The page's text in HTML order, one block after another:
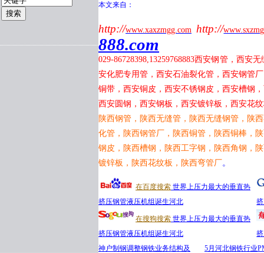
本文来自：
http://www.xaxzmgg.com http://
888.com
029-86728398,13259768883西安钢管，西安无
安化肥专用管，西安石油裂化管，西安钢管
铜带，西安铜皮，西安不锈钢皮，西安槽钢
西安圆钢，西安钢板，西安镀锌板，西安花
陕西钢管，陕西无缝管，陕西无缝钢管，陕
化管，陕西钢管厂，陕西铜管，陕西铜棒，
钢皮，陕西槽钢，陕西工字钢，陕西角钢，
镀锌板，陕西花纹板，陕西弯管厂。
在百度搜索 世界上压力最大的垂直热
挤压钢管液压机组诞生河北
在搜狗搜索 世界上压力最大的垂直热
挤压钢管液压机组诞生河北
神户制钢调整钢铁业务结构及
5月河北钢铁行业